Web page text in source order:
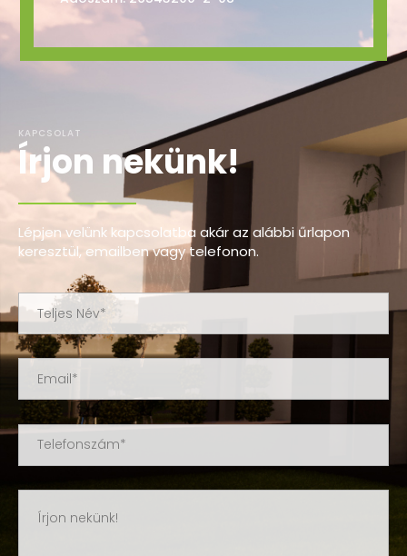
KAPCSOLAT
Írjon nekünk!
Lépjen velünk kapcsolatba akár az alábbi űrlapon
keresztül, emailben vagy telefonon.